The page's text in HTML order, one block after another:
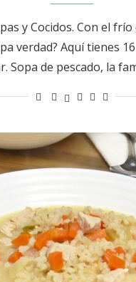
y Cocidos. Con el
verdad? Aquí tienes
Sopa de pescado, la